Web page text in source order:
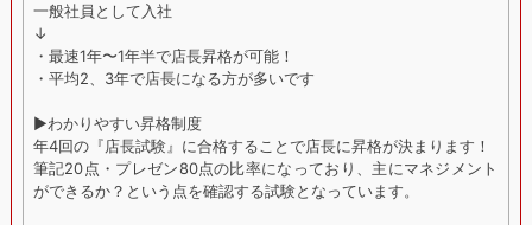
一般社員として入社
↓
・最速1年〜1年半で店長昇格が可能！
・平均2、3年で店長になる方が多いです
▶︎わかりやすい昇格制度
年4回の『店長試験』に合格することで店長に昇格が決まります！
筆記20点・プレゼン80点の比率になっており、主にマネジメント
ができるか？という点を確認する試験となっています。